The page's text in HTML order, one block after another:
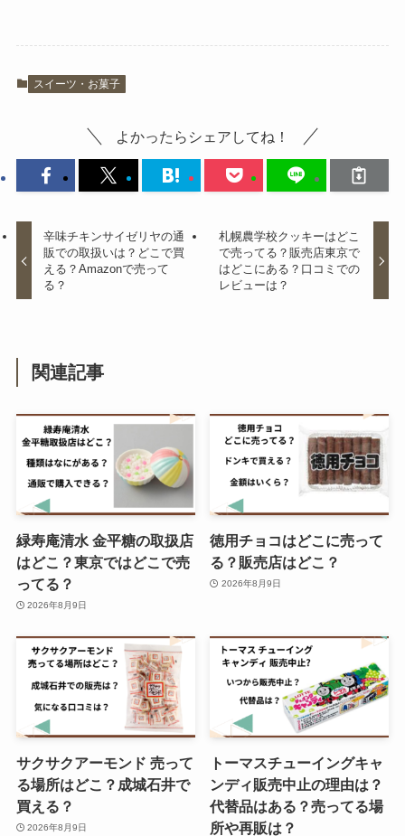
【2023再販】ピクミングミ どこ
売り切れいつまで？
ブンモジャは業務スーパーで買え
阿闍梨餅の日持ちはどれ位？まず
いって噂は本当？どこで買える？
白い風船は製造中止？売ってる場
所はどこ？Amazonで購入でき
る？
ヤスダヨーグルト どこで買える？
コンビニで買える？
じゃり豆はどこで売ってる？業務
スーパーやカルディで売ってる？
どこのお土産？
スイーツ・お菓子
よかったらシェアしてね！
辛味チキンサイゼリヤの通
販での取扱いは？どこで買
える？Amazonで売って
る？
札幌農学校クッキーはどこ
で売ってる？販売店東京で
はどこにある？口コミでの
レビューは？
関連記事
緑寿庵清水 金平糖の取扱店
はどこ？東京ではどこで売
ってる？
2026年8月9日
徳用チョコはどこに売って
る？販売店はどこ？
2026年8月9日
サクサクアーモンド 売って
る場所はどこ？成城石井で
買える？
2026年8月9日
トーマスチューイングキャ
ンディ販売中止の理由は？
代替品はある？売ってる場
所や再販は？